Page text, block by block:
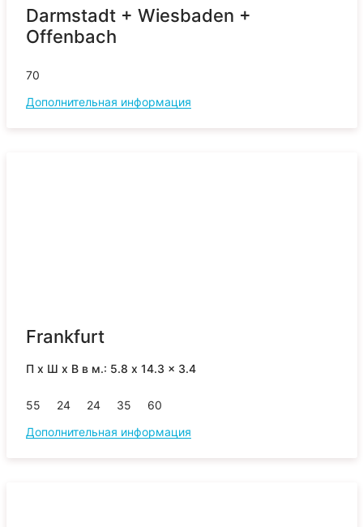
Darmstadt + Wiesbaden +
Offenbach
70
Дополнительная информация
Frankfurt
П x Ш x В в м.: 5.8 x 14.3 x 3.4
55 24 24 35
60
Дополнительная информация